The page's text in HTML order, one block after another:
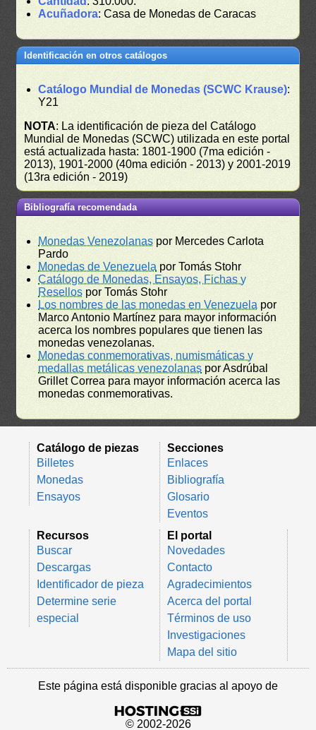
Acuñadora: Casa de Monedas de Caracas
Identificación en otros catálogos
Catálogo Mundial de Monedas (SCWC Krause):
Y21
NOTA: La identificación de pieza del Catálogo
Mundial de Monedas (SCWC) utilizada en este portal
está actualizada hasta: 1801-1900 (7ma edición -
2013), 1901-2000 (40ma edición - 2013) y 2001-2019
(13ra edición - 2019)
Bibliografía recomendada
Monedas Venezolanas por Mercedes Carlota
Pardo
Monedas de Venezuela por Tomás Stohr
Catálogo de Monedas, Ensayos, Fichas y
Resellos por Tomás Stohr
Los nombres de las monedas en Venezuela por
Marco Antonio Martínez para mayor información
acerca los nombres populares que tienen las
monedas venezolanas.
Monedas conmemorativas, numismáticas y
medallas metálicas venezolanas por Asdrúbal
Grillet Correa para mayor información acerca las
monedas conmemorativas.
Catálogo de piezas
Billetes
Monedas
Ensayos
Secciones
Enlaces
Bibliografía
Glosario
Eventos
Recursos
Buscar
Descargas
Identificador de pieza
Determine serie
especial
El portal
Novedades
Contacto
Agradecimientos
Acerca del portal
Términos de uso
Investigaciones
Mapa del sitio
Este página está disponible gracias al apoyo de
© 2002-2026